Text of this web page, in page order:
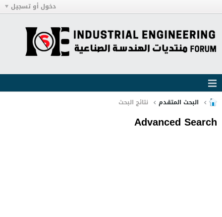
دخول أو تسجيل
البحث المتقدم نتائج البحث
Advanced Search